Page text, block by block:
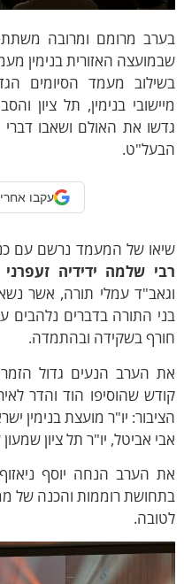
מרומם ומרובה
האזורית בנימין
מעמד הסיומים
בנימין, תל ציון
את האולם ושאבו דברי
עקבו אחרי
של המעמד נרשם עם
שלמה ידידיה זעפרני
עמלי תורה, אשר נשא
התורה בדברים נלהבים על
בשקידה ובהתמדה.
הערב הנעים גדול הזמר
שהוסיפו הוד והדר
יו"ר מועצת בנימין
אביטל, יו"ר תל ציון שמעון
הערב הנחה יוסף ניאזוף
רוממות והכנה של